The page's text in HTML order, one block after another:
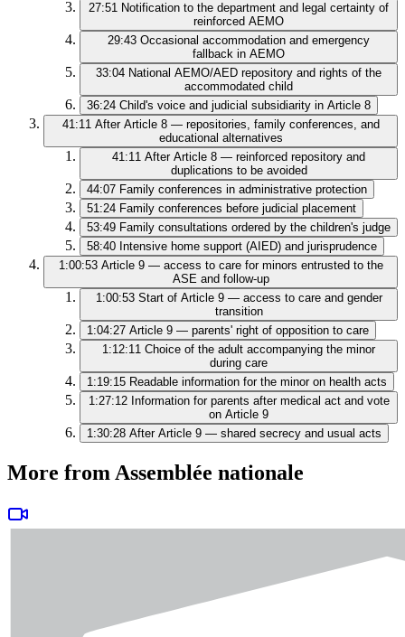
27:51 Notification to the department and legal certainty of
reinforced AEMO
29:43 Occasional accommodation and emergency
fallback in AEMO
33:04 National AEMO/AED repository and rights of the
accommodated child
36:24 Child's voice and judicial subsidiarity in Article 8
41:11 After Article 8 — repositories, family conferences, and
educational alternatives
41:11 After Article 8 — reinforced repository and
duplications to be avoided
44:07 Family conferences in administrative protection
51:24 Family conferences before judicial placement
53:49 Family consultations ordered by the children's judge
58:40 Intensive home support (AIED) and jurisprudence
1:00:53 Article 9 — access to care for minors entrusted to the
ASE and follow-up
1:00:53 Start of Article 9 — access to care and gender
transition
1:04:27 Article 9 — parents' right of opposition to care
1:12:11 Choice of the adult accompanying the minor
during care
1:19:15 Readable information for the minor on health acts
1:27:12 Information for parents after medical act and vote
on Article 9
1:30:28 After Article 9 — shared secrecy and usual acts
More from Assemblée nationale